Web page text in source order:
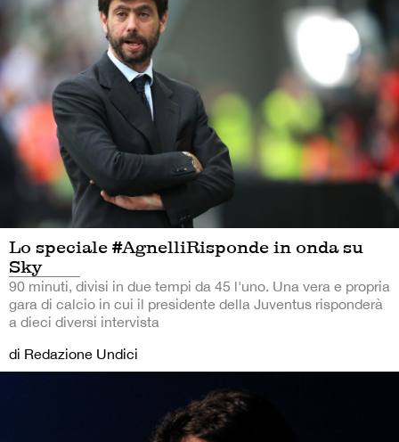
Lo speciale #AgnelliRisponde in onda su
Sky
90 minuti, divisi in due tempi da 45 l'uno. Una vera e propria
gara di calcio in cui il presidente della Juventus risponderà
a dieci diversi intervista
di Redazione Undici